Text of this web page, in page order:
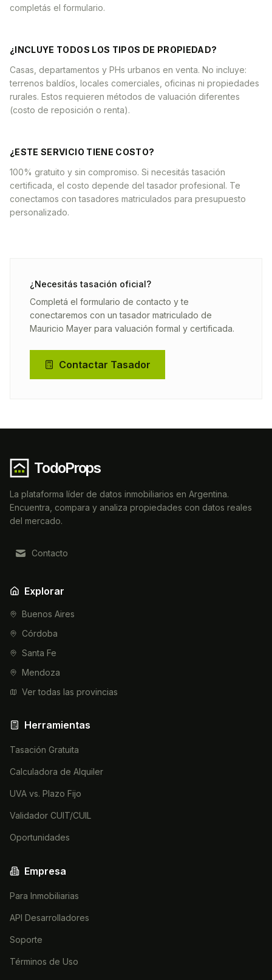
completás el formulario.
¿INCLUYE TODOS LOS TIPOS DE PROPIEDAD?
Casas, departamentos y PHs urbanos en venta. No incluye:
terrenos baldíos, locales comerciales, oficinas ni propiedades
rurales. Estos requieren métodos de valuación diferentes
(costo de reposición o renta).
¿ESTE SERVICIO TIENE COSTO?
100% gratuito y sin compromiso. Si necesitás tasación
certificada, el costo depende del tasador profesional. Te
conectamos con tasadores matriculados para presupuesto
personalizado.
¿Necesitás tasación oficial?
Completá el formulario de contacto y te
conectaremos con un tasador matriculado de
Mauricio Mayer para valuación formal y certificada.
Contactar Tasador
TodoProps
La plataforma líder de datos inmobiliarios en Argentina.
Encuentra, compara y analiza propiedades con datos reales
del mercado.
Contacto
Explorar
Buenos Aires
Córdoba
Santa Fe
Mendoza
Ver todas las provincias
Herramientas
Tasación Gratuita
Calculadora de Alquiler
UVA vs. Plazo Fijo
Validador CUIT/CUIL
Oportunidades
Empresa
Para Inmobiliarias
API Desarrolladores
Soporte
Términos de Uso